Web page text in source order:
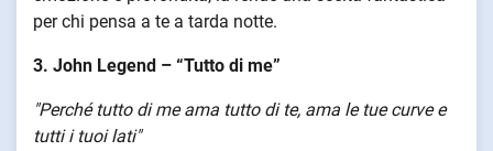
per chi pensa a te a tarda notte.
3. John Legend – “Tutto di me”
"Perché tutto di me ama tutto di te, ama le tue curve e
tutti i tuoi lati"